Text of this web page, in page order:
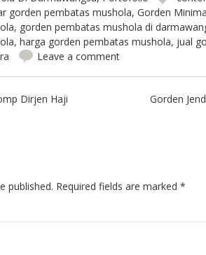
gorden pembatas mushola, Gorden
, gorden pembatas mushola di
, harga gorden pembatas mushola, jual
Leave a comment
Dirjen Haji
Gorden
published. Required fields are marked *